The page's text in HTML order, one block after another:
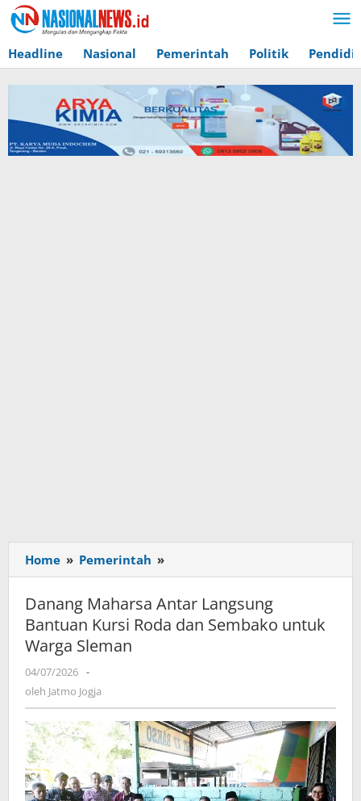
Lewati
ke
konten
Headline Nasional Pemerintah Politik
Home » Pemerintah »
Maharsa
Antar
Langsung
Bantuan
untuk
Warga
Sleman
Danang Maharsa Antar Langsung
Bantuan Kursi Roda dan Sembako untuk
Warga Sleman
04/07/2026 oleh
Jatmo
Jogja
-
oleh Jatmo Jogja